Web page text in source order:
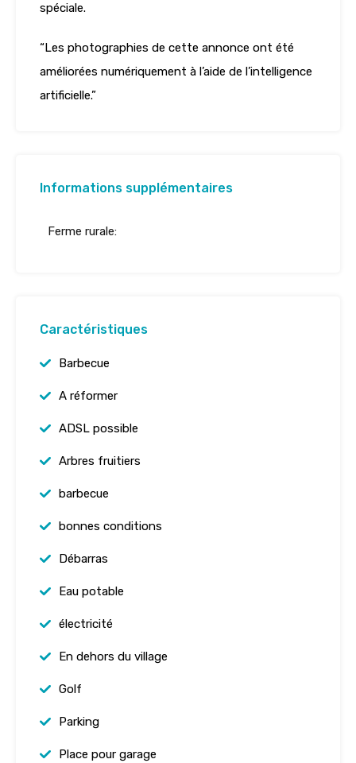
spéciale.
“Les photographies de cette annonce ont été
améliorées numériquement à l’aide de l’intelligence
artificielle.”
Informations supplémentaires
Ferme rurale:
Caractéristiques
Barbecue
A réformer
ADSL possible
Arbres fruitiers
barbecue
bonnes conditions
Débarras
Eau potable
électricité
En dehors du village
Golf
Parking
Place pour garage